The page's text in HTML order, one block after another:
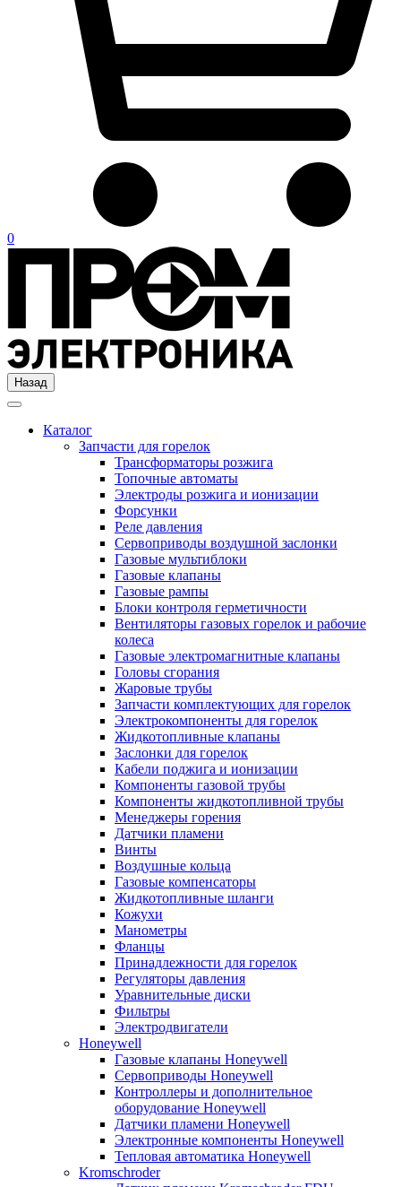
0
Назад
Каталог
Запчасти для горелок
Трансформаторы розжига
Топочные автоматы
Электроды розжига и ионизации
Форсунки
Реле давления
Сервоприводы воздушной заслонки
Газовые мультиблоки
Газовые клапаны
Газовые рампы
Блоки контроля герметичности
Вентиляторы газовых горелок и рабочие
колеса
Газовые электромагнитные клапаны
Головы сгорания
Жаровые трубы
Запчасти комплектующих для горелок
Электрокомпоненты для горелок
Жидкотопливные клапаны
Заслонки для горелок
Кабели поджига и ионизации
Компоненты газовой трубы
Компоненты жидкотопливной трубы
Менеджеры горения
Датчики пламени
Винты
Воздушные кольца
Газовые компенсаторы
Жидкотопливные шланги
Кожухи
Манометры
Фланцы
Принадлежности для горелок
Регуляторы давления
Уравнительные диски
Фильтры
Электродвигатели
Honeywell
Газовые клапаны Honeywell
Сервоприводы Honeywell
Контроллеры и дополнительное
оборудование Honeywell
Датчики пламени Honeywell
Электронные компоненты Honeywell
Тепловая автоматика Honeywell
Kromschroder